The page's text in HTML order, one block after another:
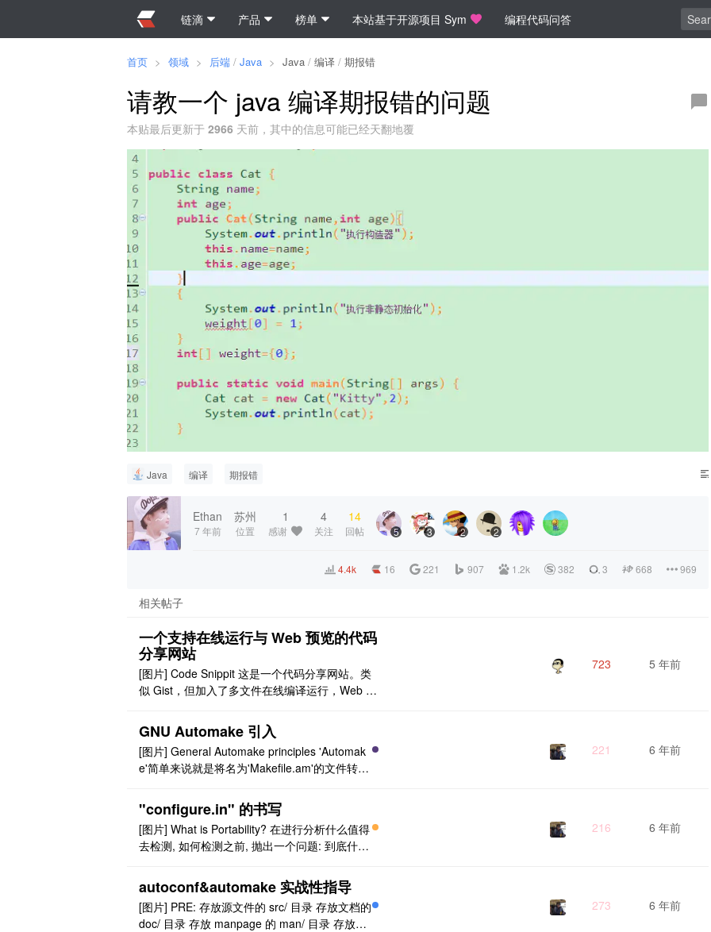
链滴 产品 榜单 本站基于开源项目 Sym 编程代码问答
首页 > 领域 > 后端 / Java > Java / 编译 / 期报错
请教一个 java 编译期报错的问题
本贴最后更新于 2966 天前，其中的信息可能已经天翻地覆
Java 编译 期报错
Ethan
7 年前
苏州
位置
1
感谢
4
关注
14
回帖 5 3 2 2
4.4k 16 221 907 1.2k 382 3 668 969
相关帖子
一个支持在线运行与 Web 预览的代码
分享网站
[图片] Code Snippit 这是一个代码分享网站。类
似 Gist，但加入了多文件在线编译运行，Web 代
多种语言在线编译运行。 可 Star / Fork 别人分
享的代码。 评论代码片段，与作者交流。 Follow
关注感兴趣的发布者（开发中...）。 举个例子：
h ..
723 5 年前
GNU Automake 引入
[图片] General Automake principles 'Automak
e'简单来说就是将名为'Makefile.am'的文件转换
e'结合使用. 每个'Makefile.am'都是根据 make
语法编写的; 'Automake'可以识 ..
221 6 年前
"configure.in" 的书写
[图片] What is Portability? 在进行分析什么值得
去检测, 如何检测之前, 抛出一个问题: 到底什么
使得编译和运行在各种各样的平台上. 在 Autoco
nf 的背景下, 可移植性通常指的是可以运行在类
Unix 的系统上--有时候包含 Windows. ..
216 6 年前
autoconf&automake 实战性指导
[图片] PRE: 存放源文件的 src/ 目录 存放文档的
doc/ 目录 存放 manpage 的 man/ 目录 存放脚
273 6 年前